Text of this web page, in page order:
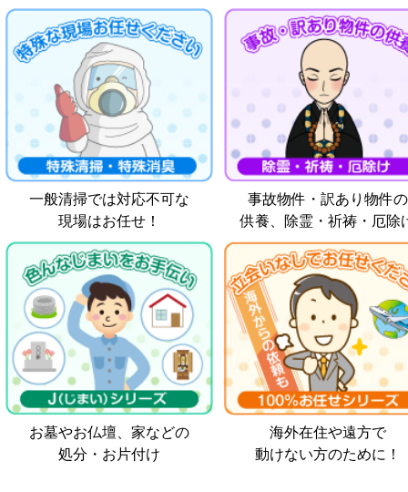
一般清掃では対応不可な
現場はお任せ！
事故物件・訳あり物件の
供養、除霊・祈祷・厄除
お墓やお仏壇、家などの
処分・お片付け
海外在住や遠方で
動けない方のために！